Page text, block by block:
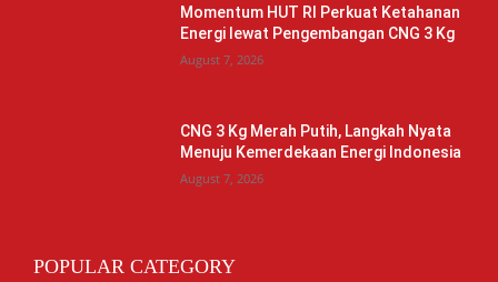
Momentum HUT RI Perkuat Ketahanan
Energi lewat Pengembangan CNG 3 Kg
August 7, 2026
CNG 3 Kg Merah Putih, Langkah Nyata
Menuju Kemerdekaan Energi Indonesia
August 7, 2026
POPULAR CATEGORY